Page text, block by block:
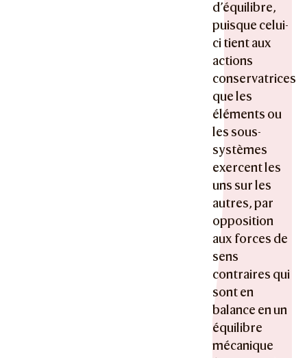
d’équilibre,
puisque celui-
ci tient aux
actions
conservatrices
que les
éléments ou
les sous-
systèmes
exercent les
uns sur les
autres, par
opposition
aux forces de
sens
contraires qui
sont en
balance en un
équilibre
mécanique